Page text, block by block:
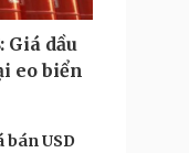
Giá dầu
eo biển
bán USD